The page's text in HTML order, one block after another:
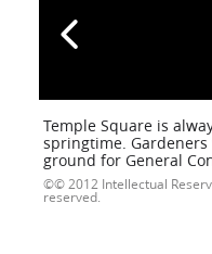
Temple Square is
springtime.
ground for General
© 2012 Intellectual
reserved.